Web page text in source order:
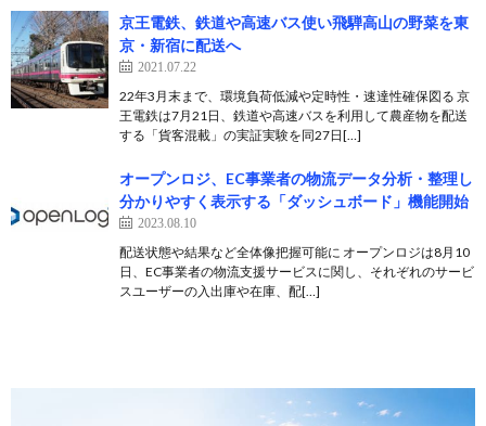
京王電鉄、鉄道や高速バス使い飛騨高山の野菜を東
京・新宿に配送へ
2021.07.22
22年3月末まで、環境負荷低減や定時性・速達性確保図る 京
王電鉄は7月21日、鉄道や高速バスを利用して農産物を配送
する「貨客混載」の実証実験を同27日[…]
オープンロジ、EC事業者の物流データ分析・整理し
分かりやすく表示する「ダッシュボード」機能開始
2023.08.10
配送状態や結果など全体像把握可能に オープンロジは8月10
日、EC事業者の物流支援サービスに関し、それぞれのサービ
スユーザーの入出庫や在庫、配[…]